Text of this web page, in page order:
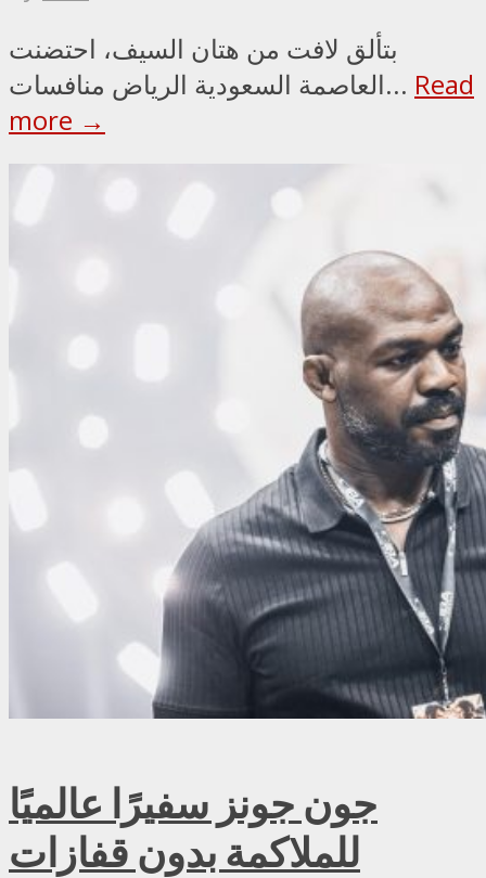
بتألق لافت من هتان السيف، احتضنت
العاصمة السعودية الرياض منافسات... Read
more →
جون جونز سفيرًا عالميًا
للملاكمة بدون قفازات